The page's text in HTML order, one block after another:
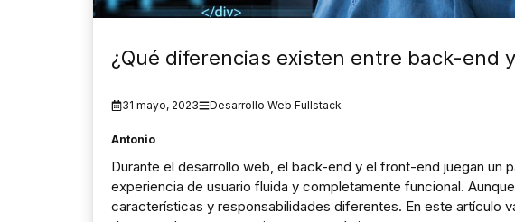
¿Qué diferencias existen entre back-end
31 mayo, 2023 Desarrollo Web Fullstack
Antonio
Durante el desarrollo web, el back-end y el front-end juegan un
experiencia de usuario fluida y completamente funcional.
características y responsabilidades diferentes. En este artículo